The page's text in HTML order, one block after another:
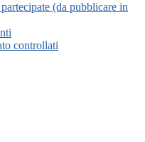
(da pubblicare in
controllati